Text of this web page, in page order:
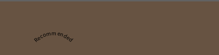
Recommended